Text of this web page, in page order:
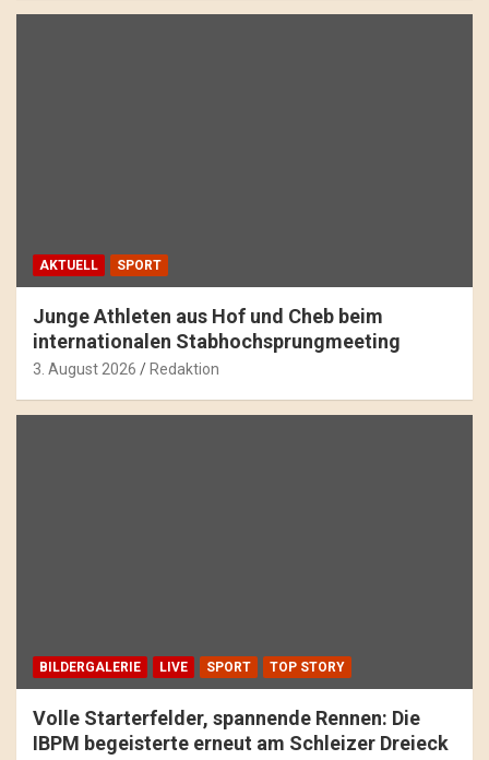
AKTUELL SPORT
Junge Athleten aus Hof und Cheb beim
internationalen Stabhochsprungmeeting
3. August 2026 Redaktion
BILDERGALERIE LIVE SPORT TOP STORY
Volle Starterfelder, spannende Rennen: Die
IBPM begeisterte erneut am Schleizer Dreieck